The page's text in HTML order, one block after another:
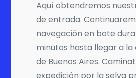
Aquí obtendremos
de entrada.
navegación en bote
minutos hasta llegar a la
de Buenos Aires.